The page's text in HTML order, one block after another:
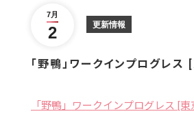
7月
2 更新情報
「野鴨」ワークインプログレ
「野鴨」ワークインプログレス [東